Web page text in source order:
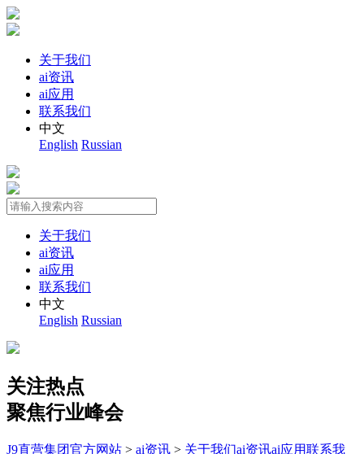
关于我们
ai资讯
ai应用
联系我们
中文
English Russian
关于我们
ai资讯
ai应用
联系我们
中文
English Russian
关注热点
聚焦行业峰会
J9直营集团官方网站 > ai资讯 > 关于我们ai资讯ai应用联系我